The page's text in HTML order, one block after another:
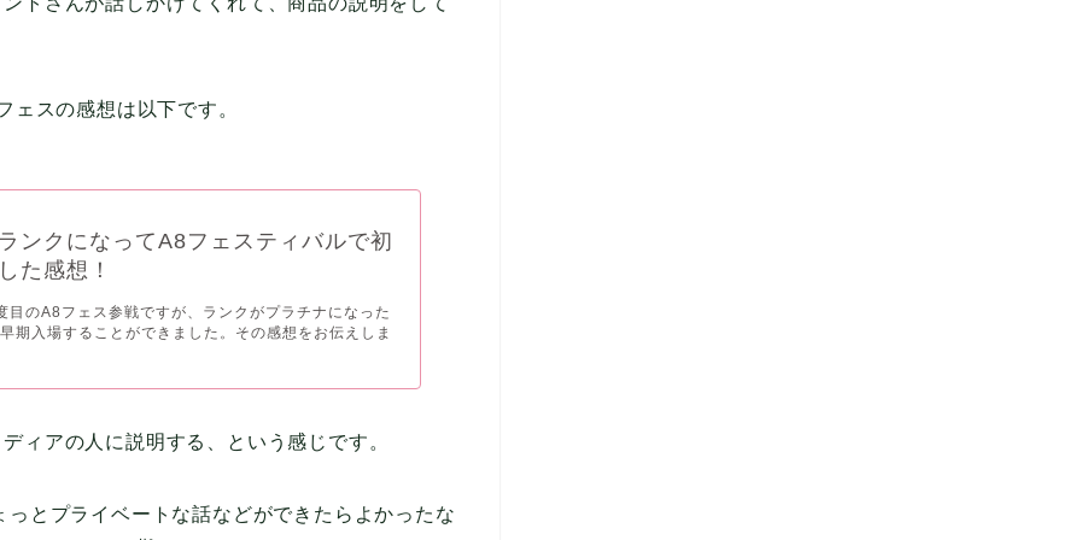
スの感想は以下です。
ンクになってA8フェスティバルで初
た感想！
目のA8フェス参戦ですが、ランクがプラチナになった
期入場することができました。その感想をお伝えしま
ィアの人に説明する、という感じです。
とプライベートな話などができたらよかったな